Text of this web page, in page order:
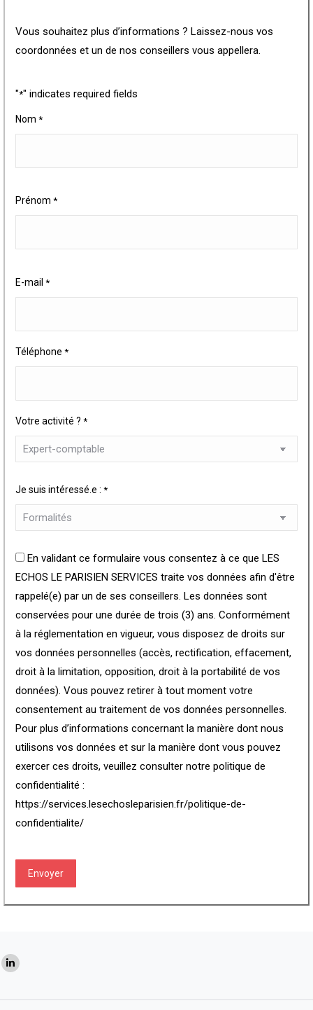
Vous souhaitez plus d’informations ? Laissez-nous vos
coordonnées et un de nos conseillers vous appellera.
"*" indicates required fields
Nom *
Prénom *
E-mail *
Téléphone *
Votre activité ? *
Je suis intéressé.e : *
En validant ce formulaire vous consentez à ce que LES
ECHOS LE PARISIEN SERVICES traite vos données afin d'être
rappelé(e) par un de ses conseillers. Les données sont
conservées pour une durée de trois (3) ans. Conformément
à la réglementation en vigueur, vous disposez de droits sur
vos données personnelles (accès, rectification, effacement,
droit à la limitation, opposition, droit à la portabilité de vos
données). Vous pouvez retirer à tout moment votre
consentement au traitement de vos données personnelles.
Pour plus d’informations concernant la manière dont nous
utilisons vos données et sur la manière dont vous pouvez
exercer ces droits, veuillez consulter notre politique de
confidentialité :
https://services.lesechosleparisien.fr/politique-de-
confidentialite/